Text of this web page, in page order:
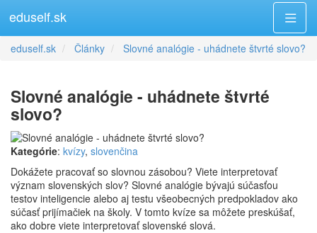
eduself.sk
eduself.sk Články Slovné analógie - uhádnete štvrté slovo?
Slovné analógie - uhádnete štvrté
slovo?
Kategórie: kvízy, slovenčina
Dokážete pracovať so slovnou zásobou? Viete interpretovať
význam slovenských slov? Slovné analógie bývajú súčasťou
testov inteligencie alebo aj testu všeobecných predpokladov ako
súčasť prijímačiek na školy. V tomto kvíze sa môžete preskúšať,
ako dobre viete interpretovať slovenské slová.